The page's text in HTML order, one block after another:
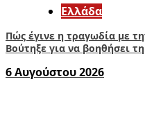
Ελλάδα
Πώς έγινε η τραγωδία με
Βούτηξε για να βοηθήσει
6 Αυγούστου 2026